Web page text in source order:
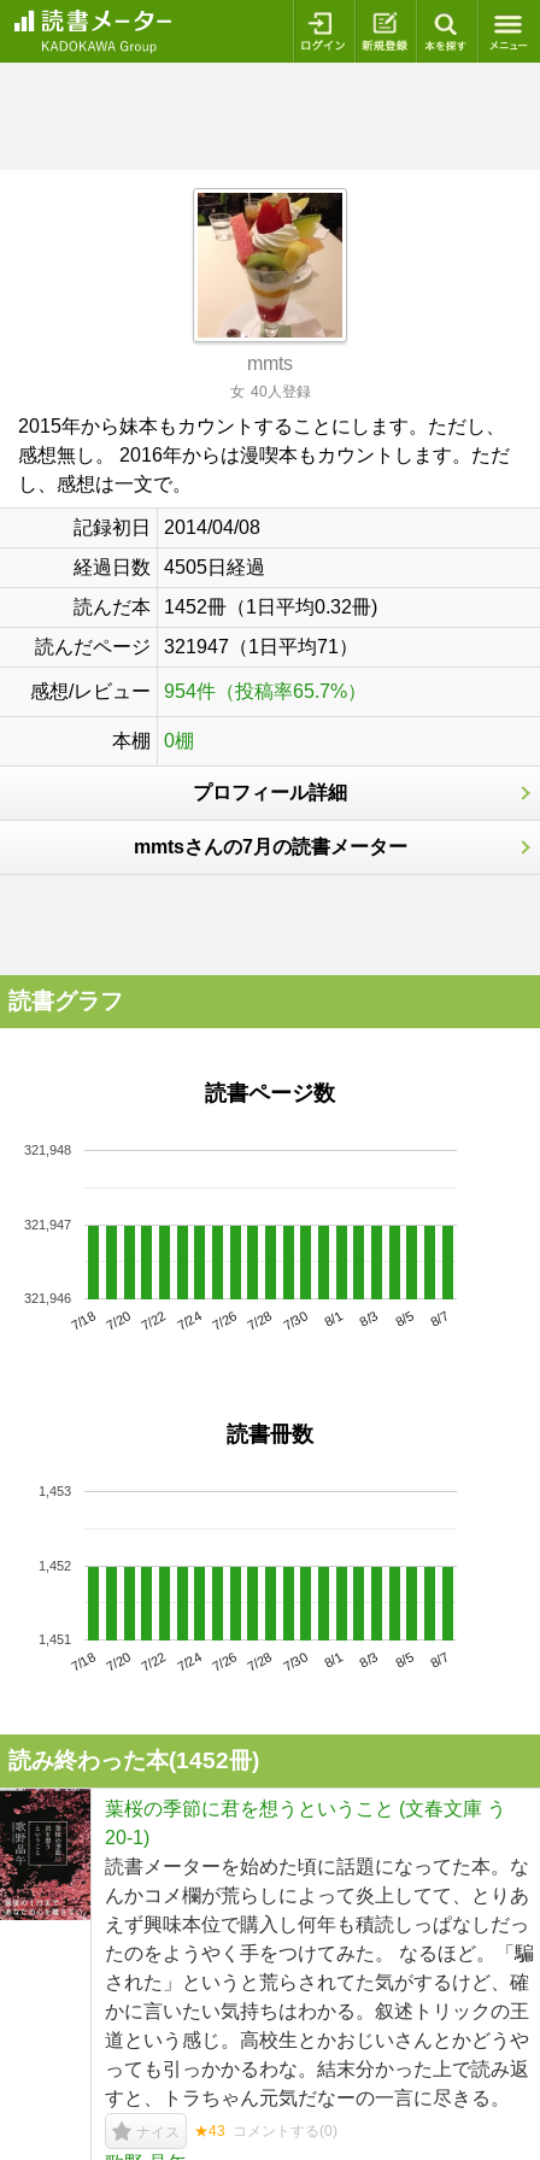
ログイン 新規登録
mmts
女 40人登録
2015年から妹本もカウントすることにします。ただし、
感想無し。 2016年からは漫喫本もカウントします。ただ
し、感想は一文で。
記録初日
2014/04/08
経過日数
4505日経過
読んだ本
1452冊（1日平均0.32冊)
読んだページ
321947（1日平均71）
感想/レビュー 954件（投稿率65.7%）
本棚 0棚
プロフィール詳細
mmtsさんの7月の読書メーター
読書グラフ
読書ページ数
7/18 7/20 7/22 7/24 7/26 7/28 7/30 8/1 8/3 8/5 8/7
321,946
321,947
321,948
読書冊数
7/18 7/20 7/22 7/24 7/26 7/28 7/30 8/1 8/3 8/5 8/7
1,451
1,452
1,453
読み終わった本(1452冊)
葉桜の季節に君を想うということ (文春文庫 う
20-1)
読書メーターを始めた頃に話題になってた本。な
んかコメ欄が荒らしによって炎上してて、とりあ
えず興味本位で購入し何年も積読しっぱなしだっ
たのをようやく手をつけてみた。 なるほど。「騙
された」というと荒らされてた気がするけど、確
かに言いたい気持ちはわかる。叙述トリックの王
道という感じ。高校生とかおじいさんとかどうや
っても引っかかるわな。結末分かった上で読み返
すと、トラちゃん元気だなーの一言に尽きる。
ナイス ★43 コメントする(0)